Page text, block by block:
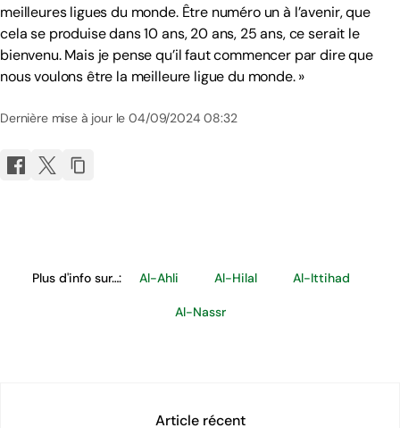
meilleures ligues du monde. Être numéro un à l’avenir, que
cela se produise dans 10 ans, 20 ans, 25 ans, ce serait le
bienvenu. Mais je pense qu’il faut commencer par dire que
nous voulons être la meilleure ligue du monde. »
Dernière mise à jour le 04/09/2024 08:32
Plus d'info sur…: Al-Ahli Al-Hilal Al-Ittihad
Al-Nassr
Article récent